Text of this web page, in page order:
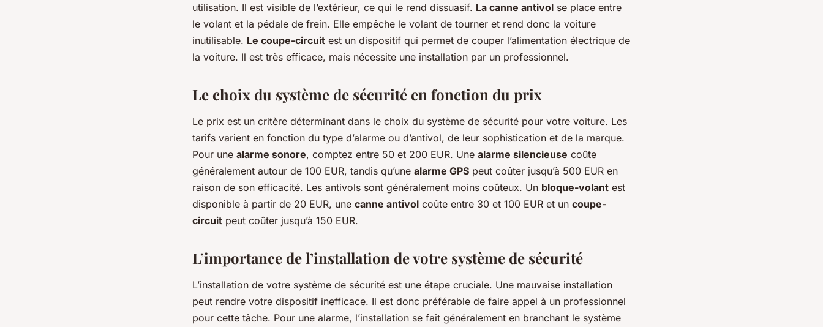
utilisation. Il est visible de l’extérieur, ce qui le rend dissuasif. La canne antivol se place entre
le volant et la pédale de frein. Elle empêche le volant de tourner et rend donc la voiture
inutilisable. Le coupe-circuit est un dispositif qui permet de couper l’alimentation électrique de
la voiture. Il est très efficace, mais nécessite une installation par un professionnel.
Le choix du système de sécurité en fonction du prix
Le prix est un critère déterminant dans le choix du système de sécurité pour votre voiture. Les
tarifs varient en fonction du type d’alarme ou d’antivol, de leur sophistication et de la marque.
Pour une alarme sonore, comptez entre 50 et 200 EUR. Une alarme silencieuse coûte
généralement autour de 100 EUR, tandis qu’une alarme GPS peut coûter jusqu’à 500 EUR en
raison de son efficacité. Les antivols sont généralement moins coûteux. Un bloque-volant est
disponible à partir de 20 EUR, une canne antivol coûte entre 30 et 100 EUR et un coupe-
circuit peut coûter jusqu’à 150 EUR.
L’importance de l’installation de votre système de sécurité
L’installation de votre système de sécurité est une étape cruciale. Une mauvaise installation
peut rendre votre dispositif inefficace. Il est donc préférable de faire appel à un professionnel
pour cette tâche. Pour une alarme, l’installation se fait généralement en branchant le système